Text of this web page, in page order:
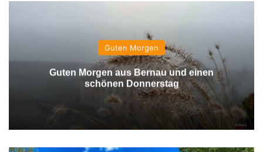
Guten Morgen
Guten Morgen aus Bernau und einen
schönen Donnerstag